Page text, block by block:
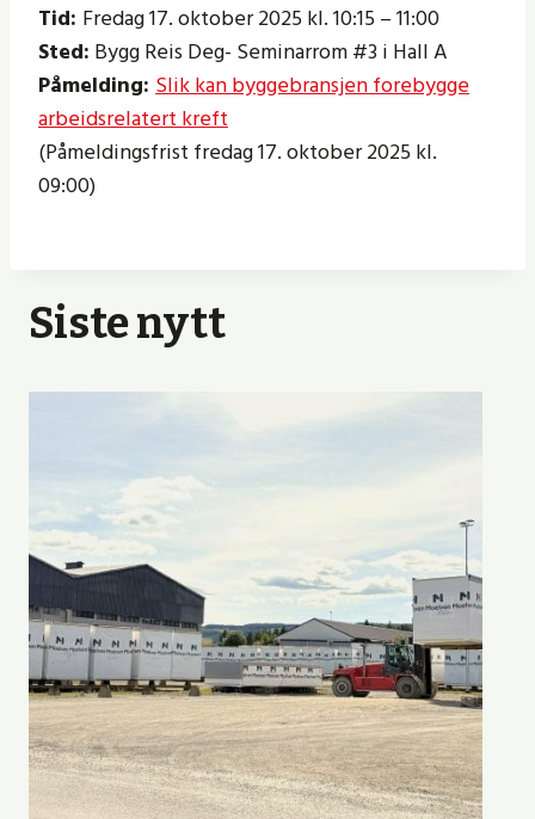
Tid: Fredag 17. oktober 2025 kl. 10:15 – 11:00
Sted: Bygg Reis Deg- Seminarrom #3 i Hall A
Påmelding: Slik kan byggebransjen forebygge
arbeidsrelatert kreft
(Påmeldingsfrist fredag 17. oktober 2025 kl.
09:00)
Siste nytt